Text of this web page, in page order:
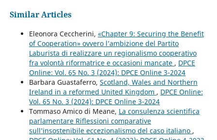
Similar Articles
Eleonora Ceccherini, «Chapter 9: Securing the Benefit
of Cooperation» ovvero l’ambizione del Partito
Laburista di realizzare un regionalismo cooperativo
fra volontà riformatrice e occasioni mancate , DPCE
Online: Vol. 65 No. 3 (2024): DPCE Online 3-2024
Barbara Guastaferro, Scotland, Wales and Northern
Ireland in a reformed United Kingdom , DPCE Online:
Vol. 65 No. 3 (2024): DPCE Online 3-2024
Tommaso Amico di Meane, La consulenza scientifica
parlamentare Riflessioni comparative
sull’insostenibile eccezionalismo del caso italiano ,